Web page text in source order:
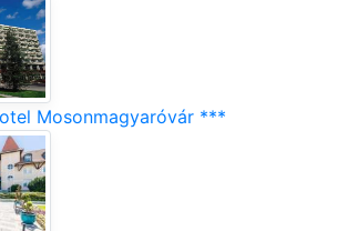
Mosonmagyaróvár ***